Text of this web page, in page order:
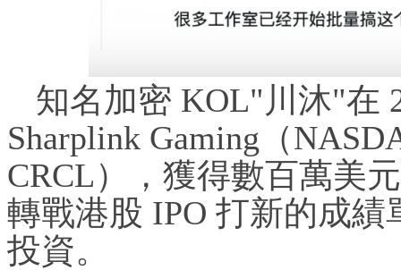
知名加密 KOL"川沐"在
Sharplink Gaming（
CRCL），獲得數百萬美
轉戰港股 IPO 打新的成
投資。